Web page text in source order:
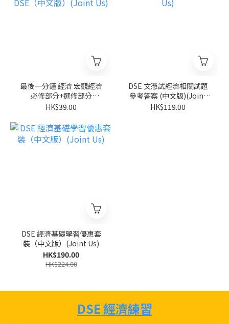
最後一分鐘 經濟 宏觀經濟
必修部分+選修部分
DSE（中文版）(Joint Us)
HK$39.00
DSE 文憑試經濟相關試題
參考答案 (中文版)(Joint
Us)
HK$119.00
DSE 經濟基礎學習優惠套
裝（中文版）(Joint Us)
HK$190.00
HK$224.00
DSE 經濟練習